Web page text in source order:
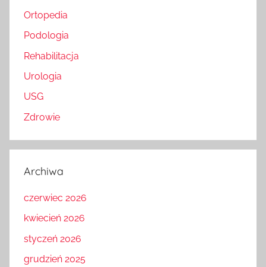
Ortopedia
Podologia
Rehabilitacja
Urologia
USG
Zdrowie
Archiwa
czerwiec 2026
kwiecień 2026
styczeń 2026
grudzień 2025